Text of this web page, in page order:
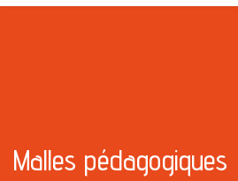
Malles pédagogiques